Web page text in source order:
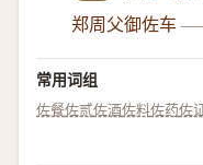
郑周父御佐车
常用词组
佐餐佐贰佐酒佐料佐药佐